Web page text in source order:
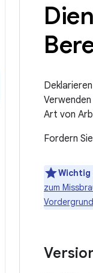
Art von
Fordern
Wichtig
zum
Vordergrund